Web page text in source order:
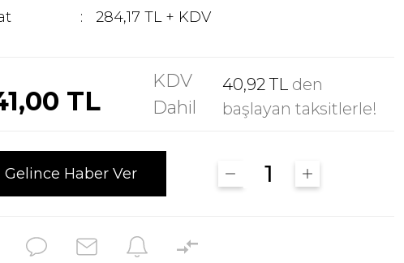
284,17 TL + KDV
TL
KDV
Dahil
40,92 TL den
başlayan taksitlerle!
Gelince Haber Ver